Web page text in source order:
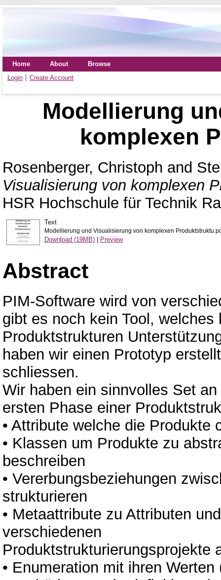
Home About
Browse
Login
Create Account
Modellierung
komplexen
Rosenberger, Christoph and
Visualisierung von komplexen
HSR Hochschule für Technik
Text
Modellierung und Visualisierung von komplexen
Download (19MB)| Preview
Abstract
PIM-Software wird von
gibt es noch kein Tool,
Produktstrukturen
haben wir einen Prototyp
schliessen.
Wir haben ein sinnvolles Set
ersten Phase einer
• Attribute welche die Produkte
• Klassen um Produkte zu
beschreiben
• Vererbungsbeziehungen
strukturieren
• Metaattribute zu Attributen
verschiedenen
Produktstrukturierungsprojekte
• Enumeration mit ihren